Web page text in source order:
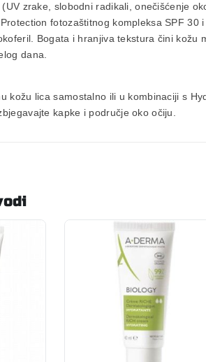
zrake, slobodni radikali, onečišćenje
fotozaštitnog kompleksa SPF 30 i
Bogata i hranjiva tekstura čini kožu
dana.
kožu lica samostalno ili u kombinaciji s
kapke i područje oko očiju.